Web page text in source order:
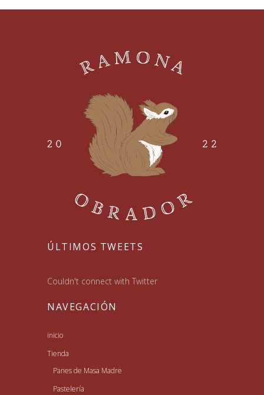
ÚLTIMOS TWEETS
Couldn't connect with Twitter
NAVEGACIÓN
inicio
Tienda
Panes de Masa Madre
Pastelería